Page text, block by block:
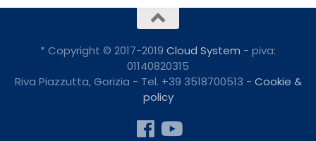
* Copyright © 2017-2019 Cloud System - piva:
01140820315
Riva Piazzutta, Gorizia - Tel. +39 3518700513 - Cookie &
policy